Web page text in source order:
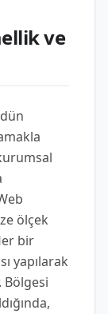
ve
ölçek
bir
yapılarak